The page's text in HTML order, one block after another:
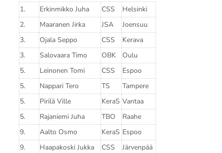
1. Erkinmikko Juha CSS
Helsinki
2.
Maaranen Jirka JSA
Joensuu
3.
Ojala Seppo CSS
Kerava
3.
Salovaara Timo OBK
Oulu
5.
Leinonen Tomi CSS
Espoo
5.
Nappari Tero TS
Tampere
5.
Pirilä Ville KeraS Vantaa
5.
Rajaniemi Juha TBO
Raahe
9.
Aalto Osmo KeraS Espoo
9.
Haapakoski Jukka CSS
Järvenpää